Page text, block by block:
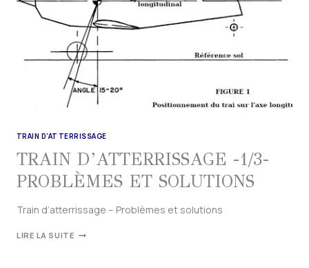
TRAIN D'ATTERRISSAGE
TRAIN D’ATTERRISSAGE -1/3-
PROBLÈMES ET SOLUTIONS
Train d’atterrissage – Problèmes et solutions
LIRE LA SUITE